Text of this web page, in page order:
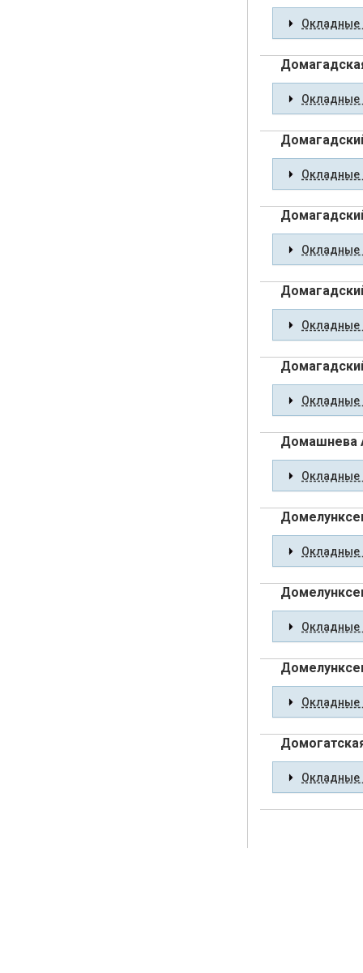
Окладные
Окладные
Окладные
Окладные
Окладные
Окладные
Домашнева
Окладные
Окладные
Окладные
Окладные
Окладные